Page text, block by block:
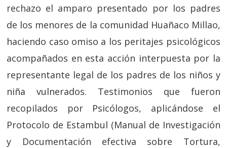
rechazo el amparo presentado por los padres
de los menores de la comunidad Huañaco Millao,
haciendo caso omiso a los peritajes psicológicos
acompañados en esta acción interpuesta por la
representante legal de los padres de los niños y
niña vulnerados. Testimonios que fueron
recopilados por Psicólogos, aplicándose el
Protocolo de Estambul (Manual de Investigación
y Documentación efectiva sobre Tortura,